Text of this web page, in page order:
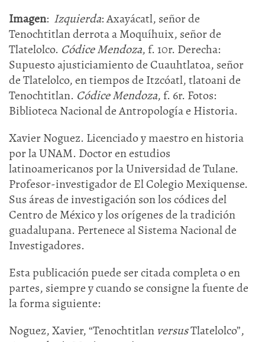
Imagen: Izquierda: Axayácatl, señor de
Tenochtitlan derrota a Moquíhuix, señor de
Tlatelolco. Códice Mendoza, f. 10r. Derecha:
Supuesto ajusticiamiento de Cuauhtlatoa, señor
de Tlatelolco, en tiempos de Itzcóatl, tlatoani de
Tenochtitlan. Códice Mendoza, f. 6r. Fotos:
Biblioteca Nacional de Antropología e Historia.
Xavier Noguez. Licenciado y maestro en historia
por la UNAM. Doctor en estudios
latinoamericanos por la Universidad de Tulane.
Profesor-investigador de El Colegio Mexiquense.
Sus áreas de investigación son los códices del
Centro de México y los orígenes de la tradición
guadalupana. Pertenece al Sistema Nacional de
Investigadores.
Esta publicación puede ser citada completa o en
partes, siempre y cuando se consigne la fuente de
la forma siguiente:
Noguez, Xavier, “Tenochtitlan versusTlatelolco”,